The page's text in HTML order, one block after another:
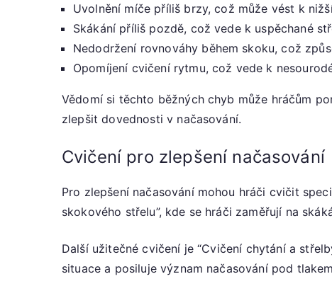
Uvolnění míče příliš brzy, což může vést k
Skákání příliš pozdě, což vede k uspěchané
Nedodržení rovnováhy během skoku, což
Opomíjení cvičení rytmu, což vede k
Vědomí si těchto běžných chyb může hráčům
zlepšit dovednosti v načasování.
Cvičení pro zlepšení načasování
Pro zlepšení načasování mohou hráči cvičit
skokového střelu”, kde se hráči zaměřují na
Další užitečné cvičení je “Cvičení chytání a
situace a posiluje význam načasování pod